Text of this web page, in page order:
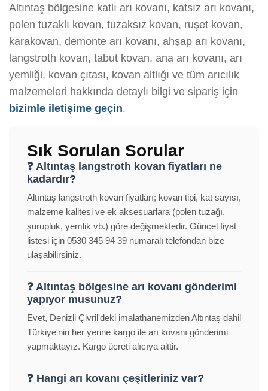
Altıntaş bölgesine katlı arı kovanı, katsız arı kovanı,
polen tuzaklı kovan, tuzaksız kovan, ruşet kovan,
karakovan, demonte arı kovanı, ahşap arı kovanı,
langstroth kovan, tabut kovan, ana arı kovanı, arı
yemliği, kovan çıtası, kovan altlığı ve tüm arıcılık
malzemeleri hakkında detaylı bilgi ve sipariş için
bizimle iletişime geçin.
Sık Sorulan Sorular
❓ Altıntaş langstroth kovan fiyatları ne
kadardır?
Altıntaş langstroth kovan fiyatları; kovan tipi, kat sayısı,
malzeme kalitesi ve ek aksesuarlara (polen tuzağı,
şurupluk, yemlik vb.) göre değişmektedir. Güncel fiyat
listesi için 0530 345 94 39 numaralı telefondan bize
ulaşabilirsiniz.
❓ Altıntaş bölgesine arı kovanı gönderimi
yapıyor musunuz?
Evet, Denizli Çivril'deki imalathanemizden Altıntaş dahil
Türkiye'nin her yerine kargo ile arı kovanı gönderimi
yapmaktayız. Kargo ücreti alıcıya aittir.
❓ Hangi arı kovanı çeşitleriniz var?